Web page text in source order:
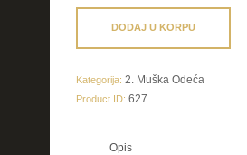
DODAJ U KORPU
Kategorija: 2. Muška Odeća
Product ID: 627
Opis